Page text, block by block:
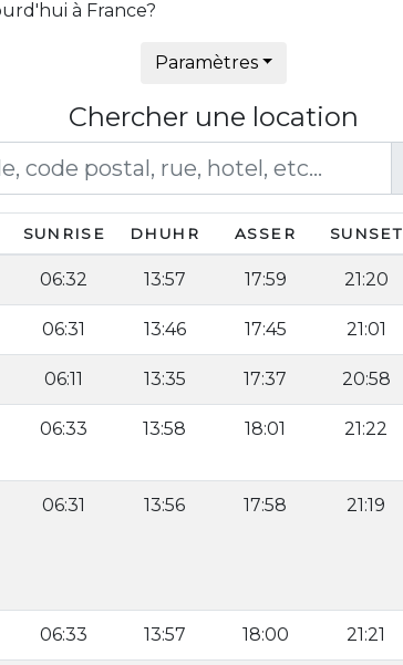
à France?
Paramètres
Chercher une location
SUNRISE DHUHR ASSER SUNSET
06:32 13:57 17:59 21:20
06:31 13:46 17:45 21:01
06:11 13:35 17:37 20:58
06:33 13:58 18:01 21:22
06:31 13:56 17:58 21:19
06:33 13:57 18:00 21:21